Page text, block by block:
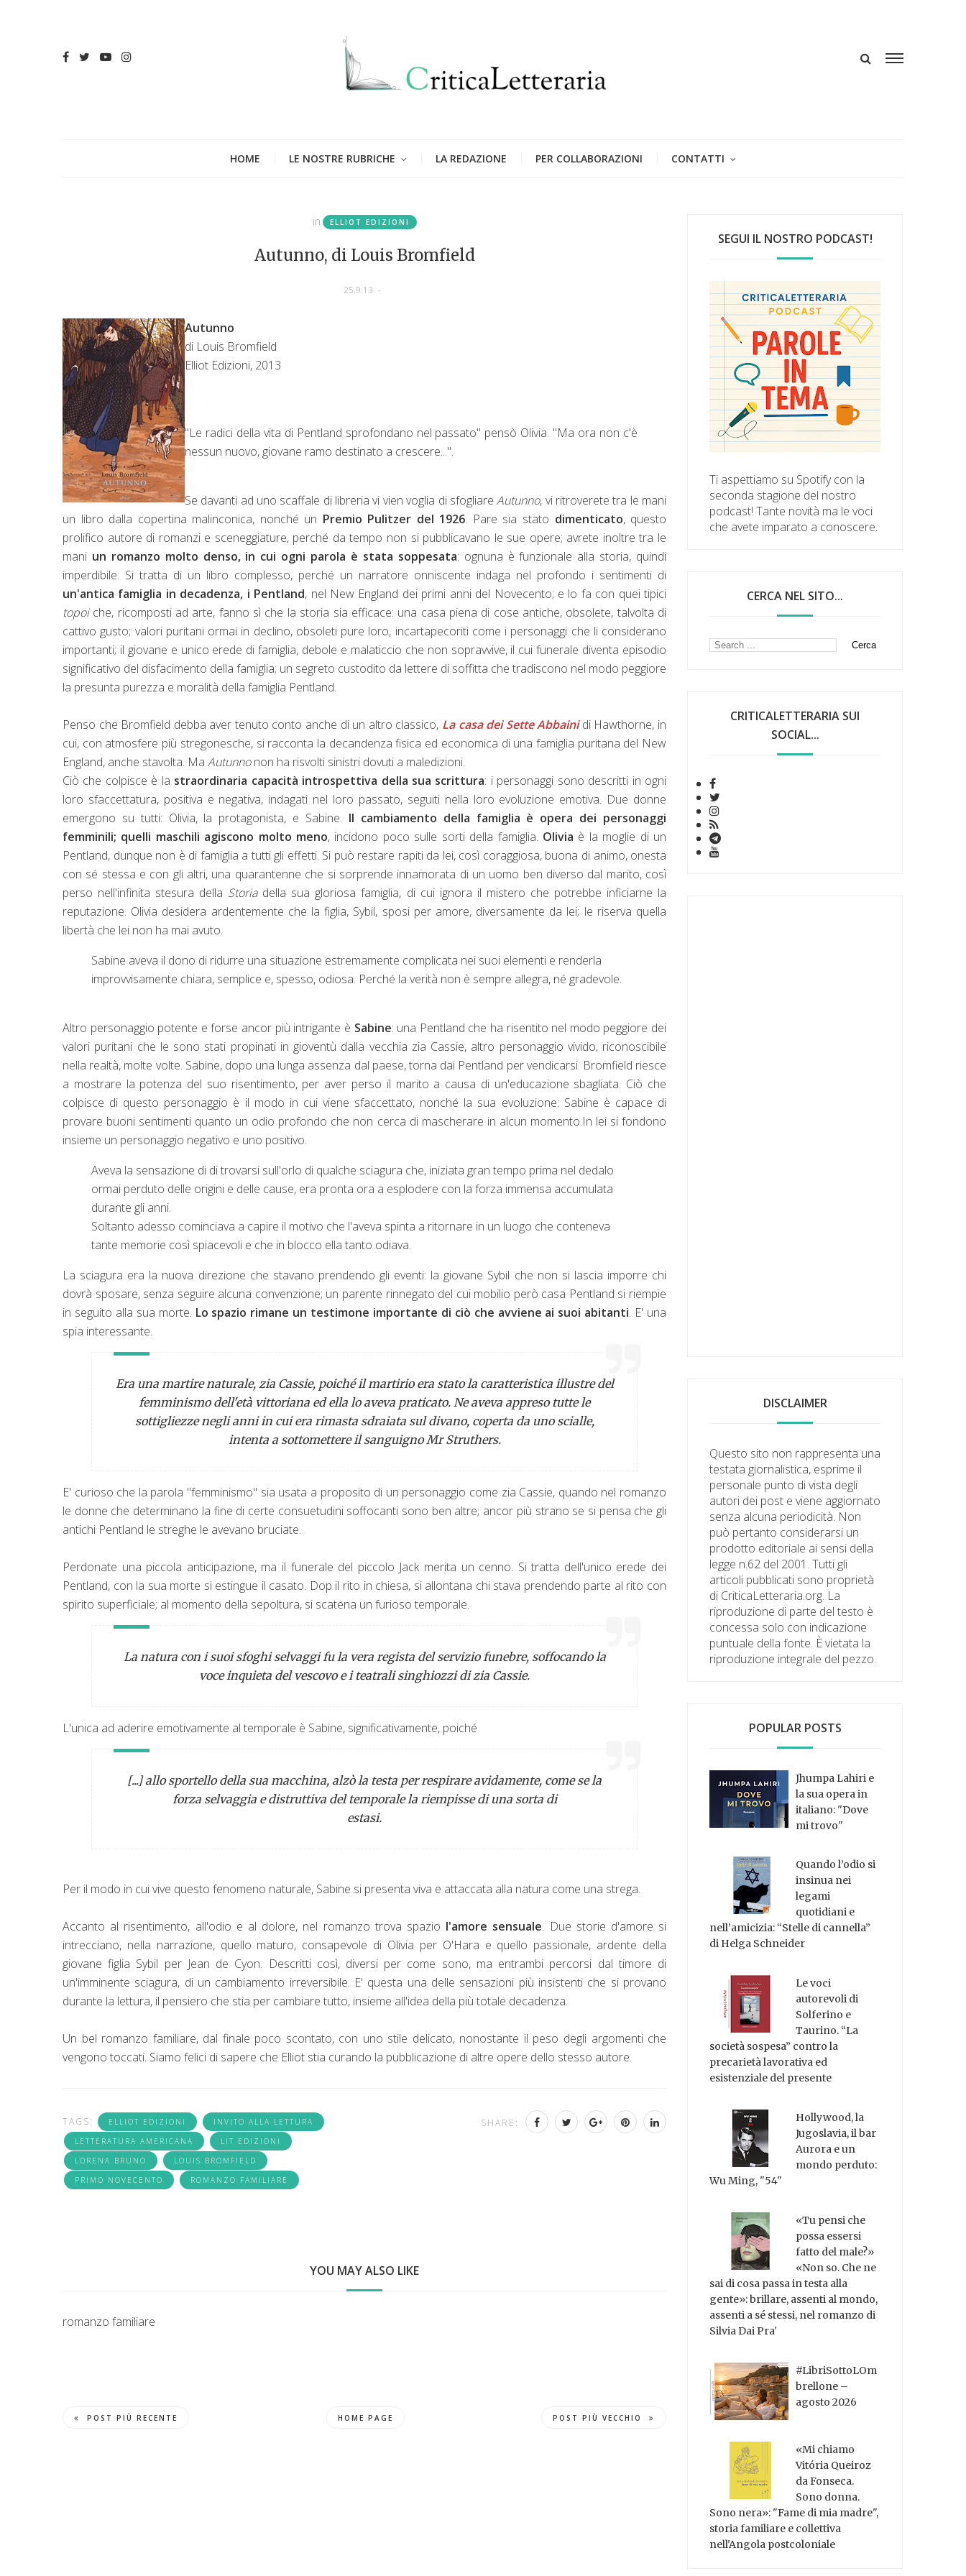
HOME LE NOSTRE RUBRICHE LA REDAZIONE PER COLLABORAZIONI CONTATTI
in ELLIOT EDIZIONI
Autunno, di Louis Bromfield
25.9.13 -
Autunno
di Louis Bromfield
Elliot Edizioni, 2013
"Le radici della vita di Pentland sprofondano nel passato" pensò Olivia. "Ma ora non c'è
nessun nuovo, giovane ramo destinato a crescere...".
Se davanti ad uno scaffale di libreria vi vien voglia di sfogliareAutunno, vi ritroverete tra le mani
un libro dalla copertina malinconica, nonché un Premio Pulitzer del 1926. Pare sia stato dimenticato, questo
prolifico autore di romanzi e sceneggiature, perché da tempo non si pubblicavano le sue opere; avrete inoltre tra le
mani un romanzo molto denso, in cui ogni parola è stata soppesata: ognuna è funzionale alla storia, quindi
imperdibile. Si tratta di un libro complesso, perché un narratore onniscente indaga nel profondo i sentimenti di
un'antica famiglia in decadenza, i Pentland, nel New England dei primi anni del Novecento; e lo fa con quei tipici
topoi che, ricomposti ad arte, fanno sì che la storia sia efficace: una casa piena di cose antiche, obsolete, talvolta di
cattivo gusto; valori puritani ormai in declino, obsoleti pure loro, incartapecoriti come i personaggi che li considerano
importanti; il giovane e unico erede di famiglia, debole e malaticcio che non sopravvive, il cui funerale diventa episodio
significativo del disfacimento della famiglia; un segreto custodito da lettere di soffitta che tradiscono nel modo peggiore
la presunta purezza e moralità della famiglia Pentland.
Penso che Bromfield debba aver tenuto conto anche di un altro classico, La casa dei Sette Abbainidi Hawthorne, in
cui, con atmosfere più stregonesche, si racconta la decandenza fisica ed economica di una famiglia puritana del New
England, anche stavolta. Ma Autunnonon ha risvolti sinistri dovuti a maledizioni.
Ciò che colpisce è la straordinaria capacità introspettiva della sua scrittura: i personaggi sono descritti in ogni
loro sfaccettatura, positiva e negativa, indagati nel loro passato, seguiti nella loro evoluzione emotiva. Due donne
emergono su tutti: Olivia, la protagonista, e Sabine. Il cambiamento della famiglia è opera dei personaggi
femminili; quelli maschili agiscono molto meno, incidono poco sulle sorti della famiglia. Olivia è la moglie di un
Pentland, dunque non è di famiglia a tutti gli effetti. Si può restare rapiti da lei, così coraggiosa, buona di animo, onesta
con sé stessa e con gli altri, una quarantenne che si sorprende innamorata di un uomo ben diverso dal marito, così
perso nell'infinita stesura della Storia della sua gloriosa famiglia, di cui ignora il mistero che potrebbe inficiarne la
reputazione. Olivia desidera ardentemente che la figlia, Sybil, sposi per amore, diversamente da lei; le riserva quella
libertà che lei non ha mai avuto.
Sabine aveva il dono di ridurre una situazione estremamente complicata nei suoi elementi e renderla
improvvisamente chiara, semplice e, spesso, odiosa. Perché la verità non è sempre allegra, né gradevole.
Altro personaggio potente e forse ancor più intrigante è Sabine: una Pentland che ha risentito nel modo peggiore dei
valori puritani che le sono stati propinati in gioventù dalla vecchia zia Cassie, altro personaggio vivido, riconoscibile
nella realtà, molte volte. Sabine, dopo una lunga assenza dal paese, torna dai Pentland per vendicarsi. Bromfield riesce
a mostrare la potenza del suo risentimento, per aver perso il marito a causa di un'educazione sbagliata. Ciò che
colpisce di questo personaggio è il modo in cui viene sfaccettato, nonché la sua evoluzione: Sabine è capace di
provare buoni sentimenti quanto un odio profondo che non cerca di mascherare in alcun momento.In lei si fondono
insieme un personaggio negativo e uno positivo.
Aveva la sensazione di di trovarsi sull'orlo di qualche sciagura che, iniziata gran tempo prima nel dedalo
ormai perduto delle origini e delle cause, era pronta ora a esplodere con la forza immensa accumulata
durante gli anni.
Soltanto adesso cominciava a capire il motivo che l'aveva spinta a ritornare in un luogo che conteneva
tante memorie così spiacevoli e che in blocco ella tanto odiava.
La sciagura era la nuova direzione che stavano prendendo gli eventi: la giovane Sybil che non si lascia imporre chi
dovrà sposare, senza seguire alcuna convenzione; un parente rinnegato del cui mobilio però casa Pentland si riempie
in seguito alla sua morte. Lo spazio rimane un testimone importante di ciò che avviene ai suoi abitanti. E' una
spia interessante.
Era una martire naturale, zia Cassie, poiché il martirio era stato la caratteristica illustre del
femminismo dell'età vittoriana ed ella lo aveva praticato. Ne aveva appreso tutte le
sottigliezze negli anni in cui era rimasta sdraiata sul divano, coperta da uno scialle,
intenta a sottomettere il sanguigno Mr Struthers.
E' curioso che la parola "femminismo" sia usata a proposito di un personaggio come zia Cassie, quando nel romanzo
le donne che determinano la fine di certe consuetudini soffocanti sono ben altre; ancor più strano se si pensa che gli
antichi Pentland le streghe le avevano bruciate.
Perdonate una piccola anticipazione, ma il funerale del piccolo Jack merita un cenno. Si tratta dell'unico erede dei
Pentland, con la sua morte si estingue il casato. Dop il rito in chiesa, si allontana chi stava prendendo parte al rito con
spirito superficiale; al momento della sepoltura, si scatena un furioso temporale.
La natura con i suoi sfoghi selvaggi fu la vera regista del servizio funebre, soffocando la
voce inquieta del vescovo e i teatrali singhiozzi di zia Cassie.
L'unica ad aderire emotivamente al temporale è Sabine, significativamente, poiché
[...] allo sportello della sua macchina, alzò la testa per respirare avidamente, come se la
forza selvaggia e distruttiva del temporale la riempisse di una sorta di
estasi.
Per il modo in cui vive questo fenomeno naturale, Sabine si presenta viva e attaccata alla natura come una strega.
Accanto al risentimento, all'odio e al dolore, nel romanzo trova spazio l'amore sensuale. Due storie d'amore si
intrecciano, nella narrazione, quello maturo, consapevole di Olivia per O'Hara e quello passionale, ardente della
giovane figlia Sybil per Jean de Cyon. Descritti così, diversi per come sono, ma entrambi percorsi dal timore di
un'imminente sciagura, di un cambiamento irreversibile. E' questa una delle sensazioni più insistenti che si provano
durante la lettura, il pensiero che stia per cambiare tutto, insieme all'idea della più totale decadenza.
Un bel romanzo familiare, dal finale poco scontato, con uno stile delicato, nonostante il peso degli argomenti che
vengono toccati. Siamo felici di sapere che Elliot stia curando la pubblicazione di altre opere dello stesso autore.
TAGS: ELLIOT EDIZIONI
INVITO ALLA LETTURA
LETTERATURA AMERICANA
LIT EDIZIONI
LORENA BRUNO
LOUIS BROMFIELD
PRIMO NOVECENTO
ROMANZO FAMILIARE
SHARE:
YOU MAY ALSO LIKE
romanzo familiare
POST PIÙ RECENTE HOME PAGE POST PIÙ VECCHIO
SEGUI IL NOSTRO PODCAST!
Ti aspettiamo su Spotify con la
seconda stagione del nostro
podcast! Tante novità ma le voci
che avete imparato a conoscere.
CERCA NEL SITO...
CRITICALETTERARIA SUI
SOCIAL...
DISCLAIMER
Questo sito non rappresenta una
testata giornalistica, esprime il
personale punto di vista degli
autori dei post e viene aggiornato
senza alcuna periodicità. Non
può pertanto considerarsi un
prodotto editoriale ai sensi della
legge n.62 del 2001. Tutti gli
articoli pubblicati sono proprietà
di CriticaLetteraria.org. La
riproduzione di parte del testo è
concessa solo con indicazione
puntuale della fonte. È vietata la
riproduzione integrale del pezzo.
POPULAR POSTS
Jhumpa Lahiri e
la sua opera in
italiano: "Dove
mi trovo"
Quando l’odio si
insinua nei
legami
quotidiani e
nell’amicizia: “Stelle di cannella”
di Helga Schneider
Le voci
autorevoli di
Solferino e
Taurino. “La
società sospesa” contro la
precarietà lavorativa ed
esistenziale del presente
Hollywood, la
Jugoslavia, il bar
Aurora e un
mondo perduto:
Wu Ming, "54"
«Tu pensi che
possa essersi
fatto del male?»
«Non so. Che ne
sai di cosa passa in testa alla
gente»: brillare, assenti al mondo,
assenti a sé stessi, nel romanzo di
Silvia Dai Pra'
#LibriSottoLOm
brellone –
agosto 2026
«Mi chiamo
Vitória Queiroz
da Fonseca.
Sono donna.
Sono nera»: "Fame di mia madre",
storia familiare e collettiva
nell'Angola postcoloniale